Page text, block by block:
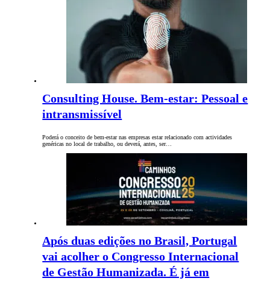
Consulting House. Bem-estar: Pessoal e
intransmissível
Poderá o conceito de bem-estar nas empresas estar relacionado com actividades
genéricas no local de trabalho, ou deverá, antes, ser…
Após duas edições no Brasil, Portugal
vai acolher o Congresso Internacional
de Gestão Humanizada. É já em